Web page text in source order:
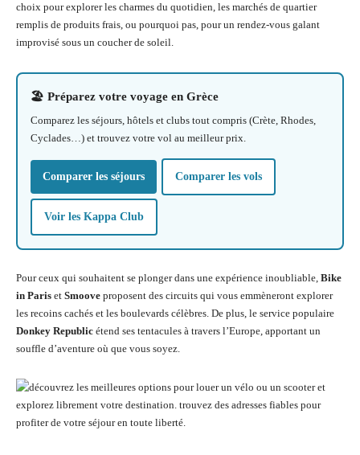
choix pour explorer les charmes du quotidien, les marchés de quartier
remplis de produits frais, ou pourquoi pas, pour un rendez-vous galant
improvisé sous un coucher de soleil.
🏖️ Préparez votre voyage en Grèce
Comparez les séjours, hôtels et clubs tout compris (Crète, Rhodes,
Cyclades…) et trouvez votre vol au meilleur prix.
Comparer les séjours Comparer les vols
Voir les Kappa Club
Pour ceux qui souhaitent se plonger dans une expérience inoubliable, Bike
in Paris et Smoove proposent des circuits qui vous emmèneront explorer
les recoins cachés et les boulevards célèbres. De plus, le service populaire
Donkey Republic étend ses tentacules à travers l’Europe, apportant un
souffle d’aventure où que vous soyez.